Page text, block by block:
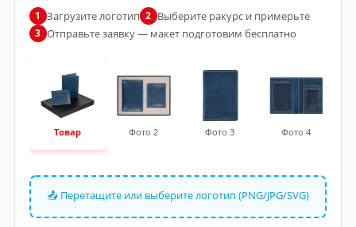
1 Загрузите логотип 2 Выберите ракурс и примерьте
3 Отправьте заявку — макет подготовим бесплатно
Товар Фото 2 Фото 3 Фото 4
📤 Перетащите или выберите логотип (PNG/JPG/SVG)